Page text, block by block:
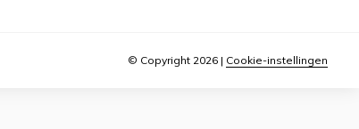
© Copyright 2026 | Cookie-instellingen